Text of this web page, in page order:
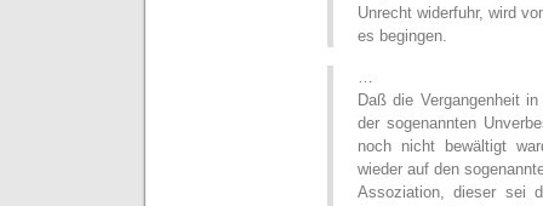
Unrecht widerfuhr, wird
es begingen.
…
Daß die Vergangenheit
der sogenannten
noch nicht bewältigt
wieder auf den
Assoziation, dieser sei